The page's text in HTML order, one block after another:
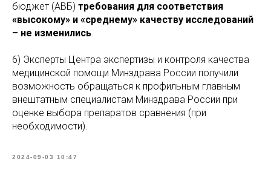
бюджет (АВБ) требования для соответствия
«высокому» и «среднему» качеству исследований
– не изменились.
6) Эксперты Центра экспертизы и контроля качества
медицинской помощи Минздрава России получили
возможность обращаться к профильным главным
внештатным специалистам Минздрава России при
оценке выбора препаратов сравнения (при
необходимости).
2024-09-03 10:47